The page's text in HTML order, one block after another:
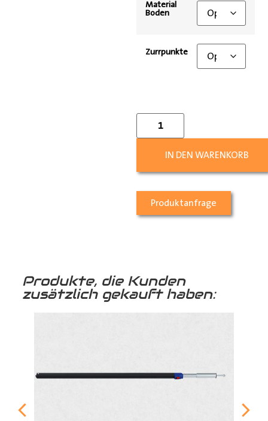
Material
Boden
Zurrpunkte
IN DEN WARENKORB
Produktanfrage
Produkte, die Kunden
zusätzlich gekauft haben: